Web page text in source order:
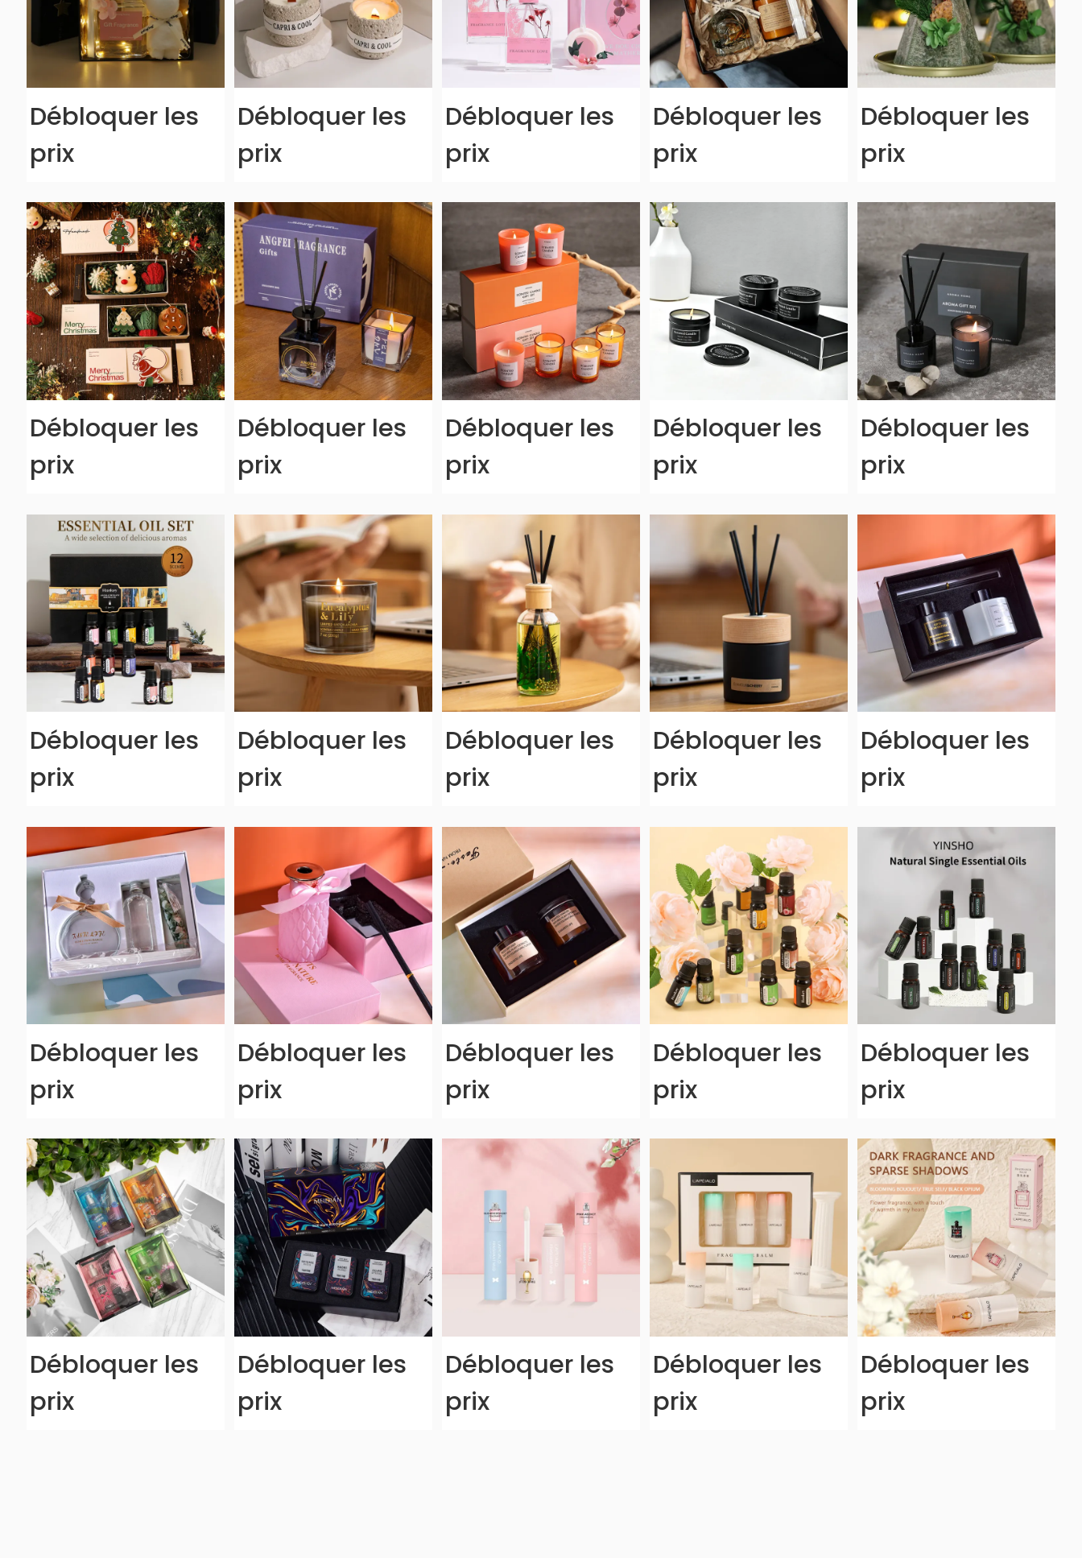
Débloquer les
prix
Débloquer les
prix
Débloquer les
prix
Débloquer les
prix
Débloquer les
prix
Débloquer les
prix
Débloquer les
prix
Débloquer les
prix
Débloquer les
prix
Débloquer les
prix
Débloquer les
prix
Débloquer les
prix
Débloquer les
prix
Débloquer les
prix
Débloquer les
prix
Débloquer les
prix
Débloquer les
prix
Débloquer les
prix
Débloquer les
prix
Débloquer les
prix
Débloquer les
prix
Débloquer les
prix
Débloquer les
prix
Débloquer les
prix
Débloquer les
prix